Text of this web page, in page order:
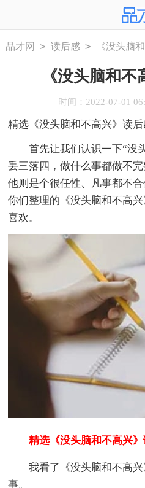
品才网 > 读后感 > 《没头脑
《没头脑和
时间：2022-07-01
精选《没头脑和不高兴》读后
首先让我们认识一下“没
丢三落四，做什么事都做不完
他则是个很任性、凡事都不
你们整理的《没头脑和不高
喜欢。
精选《没头脑和不高兴》
我看了《没头脑和不高兴
事。